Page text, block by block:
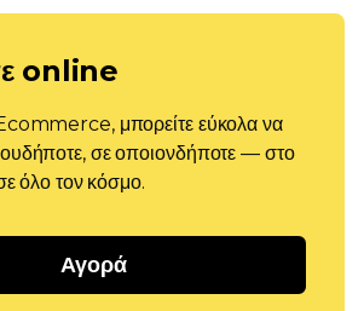
online
μπορείτε εύκολα να
σε οποιονδήποτε — στο
όλο τον κόσμο.
Αγορά